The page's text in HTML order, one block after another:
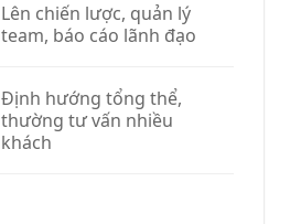
Lên chiến lược, quản lý
team, báo cáo lãnh đạo
Định hướng tổng thể,
thường tư vấn nhiều
khách